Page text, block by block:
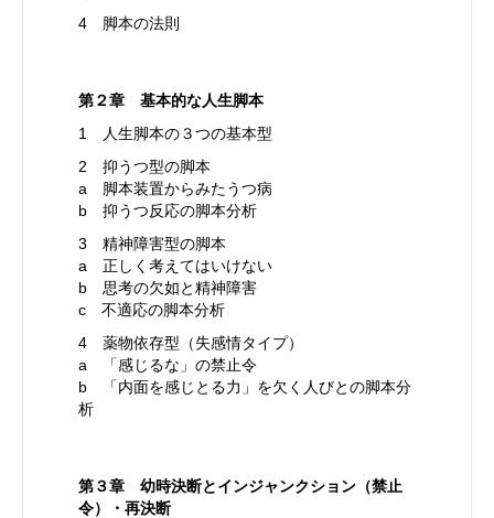
4 脚本の法則
第２章 基本的な人生脚本
1 人生脚本の３つの基本型
2 抑うつ型の脚本
a 脚本装置からみたうつ病
b 抑うつ反応の脚本分析
3 精神障害型の脚本
a 正しく考えてはいけない
b 思考の欠如と精神障害
c 不適応の脚本分析
4 薬物依存型（失感情タイプ）
a 「感じるな」の禁止令
b 「内面を感じとる力」を欠く人びとの脚本分
析
第３章 幼時決断とインジャンクション（禁止
令）・再決断